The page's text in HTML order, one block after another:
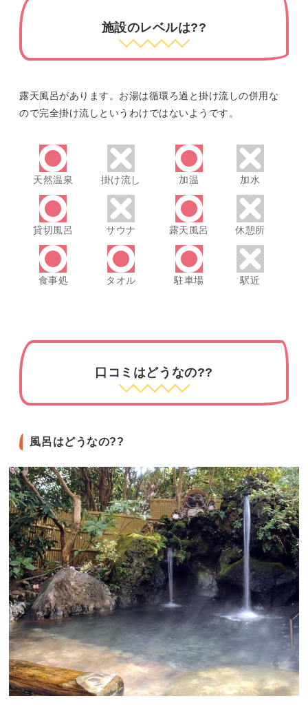
施設のレベルは??
露天風呂があります。お湯は循環ろ過と掛け流しの併用な
ので完全掛け流しというわけではないようです。
天然温泉 掛け流し 加温 加水
貸切風呂 サウナ 露天風呂 休憩所
食事処 タオル 駐車場 駅近
口コミはどうなの??
風呂はどうなの??